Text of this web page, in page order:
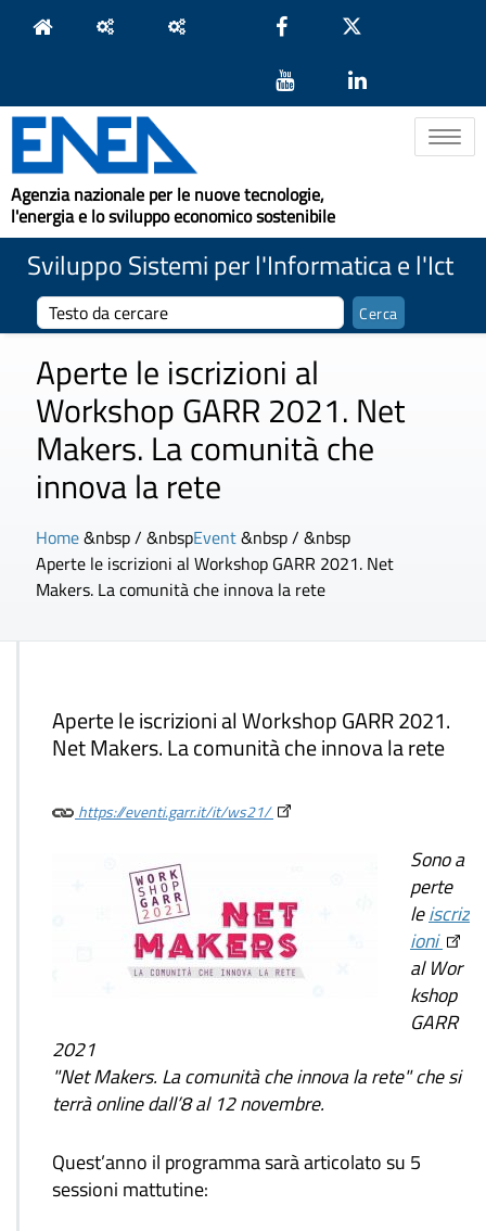
Toggle
Agenzia nazionale per le nuove tecnologie,
l'energia e lo sviluppo economico sostenibile
Sviluppo Sistemi per l'Informatica e l'Ict
Aperte le iscrizioni al
Workshop GARR 2021. Net
Makers. La comunità che
innova la rete
Home&nbsp / &nbspEvent&nbsp / &nbsp
Aperte le iscrizioni al Workshop GARR 2021. Net
Makers. La comunità che innova la rete
Aperte le iscrizioni al Workshop GARR 2021.
Net Makers. La comunità che innova la rete
https://eventi.garr.it/it/ws21/
Sono a
perte
leiscriz
ioni
al Wor
kshop
GARR
2021
"Net Makers. La comunità che innova la rete"che si
terrà online dall’8 al 12 novembre.
Quest’anno il programma sarà articolato su 5
sessioni mattutine: